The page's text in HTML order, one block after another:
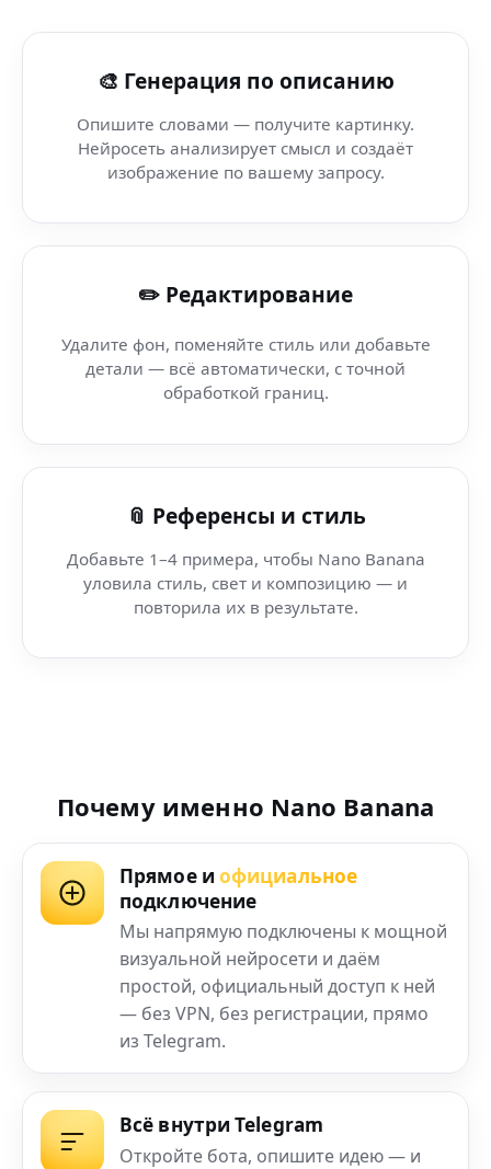
AI Faces Creator (мобильный workflow) — как
AI Wallpaper Generator — PhotoLab — умная
AI icon set — Training AI — AI-бот для редактирования
AI контент-идеи — AI Сервис — нейросеть для
Редактор фото онлайн — GIMP — твой персональный
🎨 Генерация по описанию
Опишите словами — получите картинку.
Нейросеть анализирует смысл и создаёт
изображение по вашему запросу.
✏️ Редактирование
Удалите фон, поменяйте стиль или добавьте
детали — всё автоматически, с точной
обработкой границ.
📎 Референсы и стиль
Добавьте 1–4 примера, чтобы Nano Banana
уловила стиль, свет и композицию — и
повторила их в результате.
Почему именно Nano Banana
Прямое и официальное
подключение
Мы напрямую подключены к мощной
визуальной нейросети и даём
простой, официальный доступ к ней
— без VPN, без регистрации, прямо
из Telegram.
Всё внутри Telegram
Откройте бота, опишите идею — и